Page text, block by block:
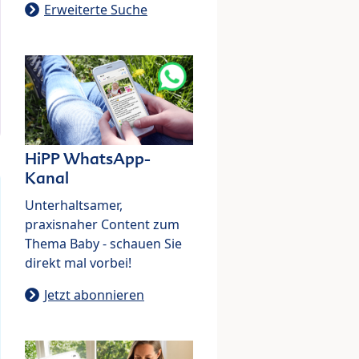
Erweiterte Suche
HiPP WhatsApp-
Kanal
Unterhaltsamer,
praxisnaher Content zum
Thema Baby - schauen Sie
direkt mal vorbei!
Jetzt abonnieren